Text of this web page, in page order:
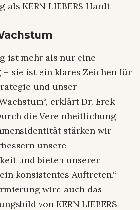
KERN LIEBERS Hardt
ist mehr als nur eine
– sie ist ein klares Zeichen für
und unser
erklärt Dr. Erek
die Vereinheitlichung
stärken wir
unsere
und bieten unseren
konsistentes Auftreten.“
wird auch das
von KERN LIEBERS